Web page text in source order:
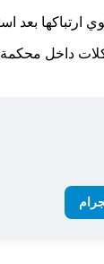
بعد
محكمة